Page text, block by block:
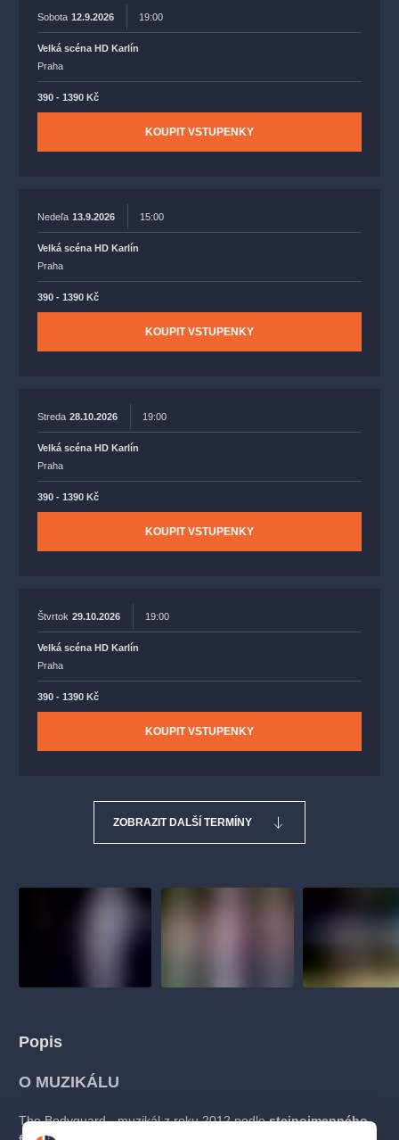
Sobota 12.9.2026 19:00
Velká scéna HD Karlín
Praha
390 - 1390 Kč
KOUPIT VSTUPENKY
Nedeľa 13.9.2026 15:00
Velká scéna HD Karlín
Praha
390 - 1390 Kč
KOUPIT VSTUPENKY
Streda 28.10.2026 19:00
Velká scéna HD Karlín
Praha
390 - 1390 Kč
KOUPIT VSTUPENKY
Štvrtok 29.10.2026 19:00
Velká scéna HD Karlín
Praha
390 - 1390 Kč
KOUPIT VSTUPENKY
ZOBRAZIT DALŠÍ TERMÍNY
Popis
O MUZIKÁLU
The Bodyguard - muzikál z roku 2012 podlestejnojmenného